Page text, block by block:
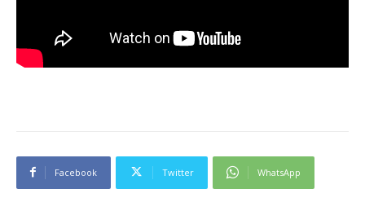
Facebook Twitter WhatsApp